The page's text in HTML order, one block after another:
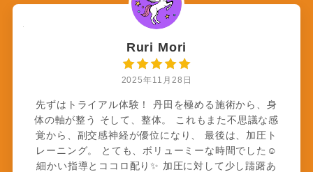
Ruri Mori
2025年11月28日
先ずはトライアル体験！ 丹田を極める施術から、身
体の軸が整う そして、整体。 これもまた不思議な感
覚から、副交感神経が優位になり、 最後は、加圧ト
レーニング。 とても、ボリューミーな時間でした☺️
細かい指導とココロ配り✨ 加圧に対して少し躊躇あ